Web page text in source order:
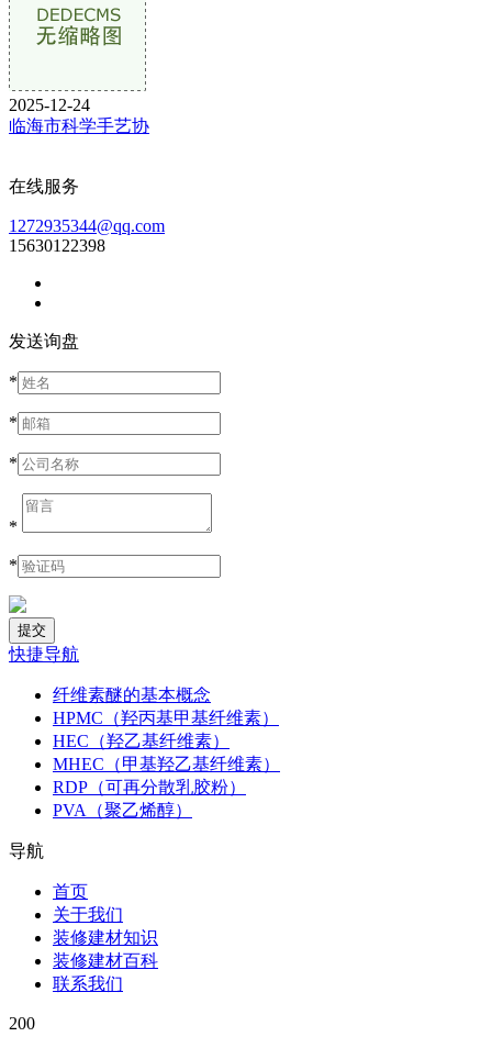
2025-12-24
临海市科学手艺协
在线服务
1272935344@qq.com
15630122398
发送询盘
*
*
*
*
*
快捷导航
纤维素醚的基本概念
HPMC（羟丙基甲基纤维素）
HEC（羟乙基纤维素）
MHEC（甲基羟乙基纤维素）
RDP（可再分散乳胶粉）
PVA（聚乙烯醇）
导航
首页
关于我们
装修建材知识
装修建材百科
联系我们
200